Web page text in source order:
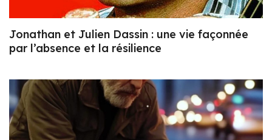
Jonathan et Julien Dassin : une vie façonnée
par l’absence et la résilience